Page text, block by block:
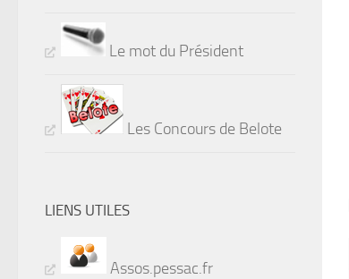
Le mot du Président
Les Concours de Belote
LIENS UTILES
Assos.pessac.fr